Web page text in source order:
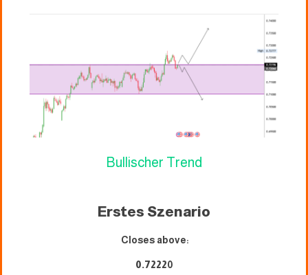
Bullischer Trend
Erstes Szenario
Closes above:
0.72220